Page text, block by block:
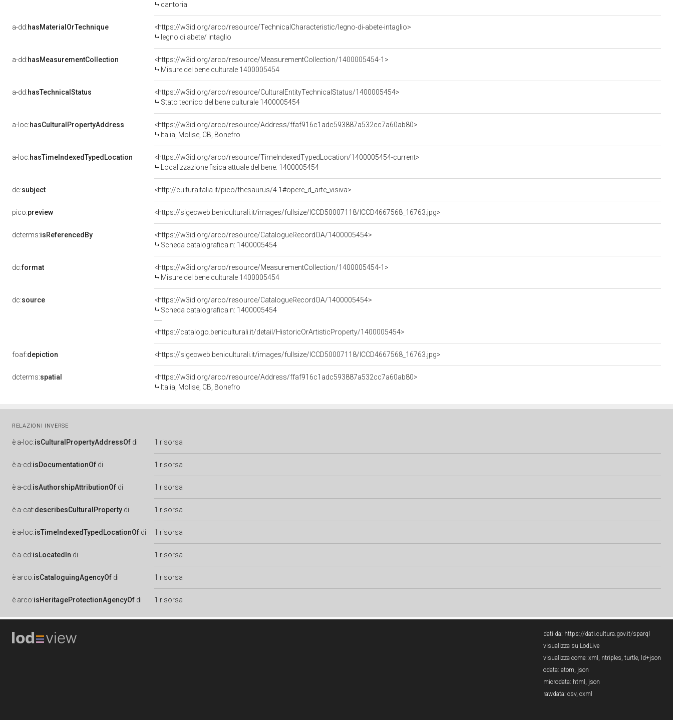
cantoria
a-dd:hasMaterialOrTechnique
<https://w3id.org/arco/resource/TechnicalCharacteristic/legno-di-abete-intaglio>
legno di abete/ intaglio
a-dd:hasMeasurementCollection
<https://w3id.org/arco/resource/MeasurementCollection/1400005454-1>
Misure del bene culturale 1400005454
a-dd:hasTechnicalStatus
<https://w3id.org/arco/resource/CulturalEntityTechnicalStatus/1400005454>
Stato tecnico del bene culturale 1400005454
a-loc:hasCulturalPropertyAddress
<https://w3id.org/arco/resource/Address/ffaf916c1adc593887a532cc7a60ab80>
Italia, Molise, CB, Bonefro
a-loc:hasTimeIndexedTypedLocation
<https://w3id.org/arco/resource/TimeIndexedTypedLocation/1400005454-current>
Localizzazione fisica attuale del bene: 1400005454
dc:subject <http://culturaitalia.it/pico/thesaurus/4.1#opere_d_arte_visiva>
pico:preview <https://sigecweb.beniculturali.it/images/fullsize/ICCD50007118/ICCD4667568_16763.jpg>
dcterms:isReferencedBy
<https://w3id.org/arco/resource/CatalogueRecordOA/1400005454>
Scheda catalografica n: 1400005454
dc:format
<https://w3id.org/arco/resource/MeasurementCollection/1400005454-1>
Misure del bene culturale 1400005454
dc:source
<https://w3id.org/arco/resource/CatalogueRecordOA/1400005454>
Scheda catalografica n: 1400005454
<https://catalogo.beniculturali.it/detail/HistoricOrArtisticProperty/1400005454>
foaf:depiction <https://sigecweb.beniculturali.it/images/fullsize/ICCD50007118/ICCD4667568_16763.jpg>
dcterms:spatial
<https://w3id.org/arco/resource/Address/ffaf916c1adc593887a532cc7a60ab80>
Italia, Molise, CB, Bonefro
RELAZIONI INVERSE
è a-loc:isCulturalPropertyAddressOf di 1 risorsa
è a-cd:isDocumentationOf di 1 risorsa
è a-cd:isAuthorshipAttributionOf di 1 risorsa
è a-cat:describesCulturalProperty di 1 risorsa
è a-loc:isTimeIndexedTypedLocationOf di 1 risorsa
è a-cd:isLocatedIn di 1 risorsa
è arco:isCataloguingAgencyOf di 1 risorsa
è arco:isHeritageProtectionAgencyOf di 1 risorsa
dati da: https://dati.cultura.gov.it/sparql
visualizza su LodLive
visualizza come: xml , ntriples, turtle, ld+json
odata: atom, json
microdata: html , json
rawdata: csv, cxml